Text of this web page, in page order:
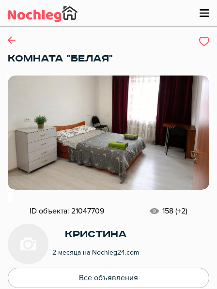
КОМНАТА "БЕЛАЯ"
ID объекта: 21047709 158 (+2)
Кристина
2 месяца на Nochleg24.com
Все объявления